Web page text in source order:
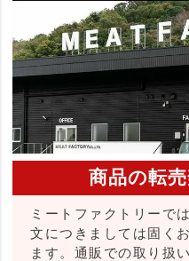
商品の転
ミートファクトリーで
文につきましては固く
ます。通販での取り扱